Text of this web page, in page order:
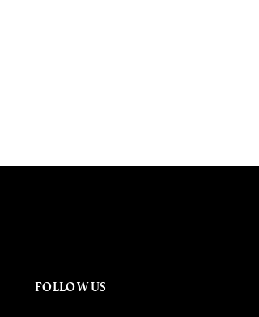
FOLLOW US